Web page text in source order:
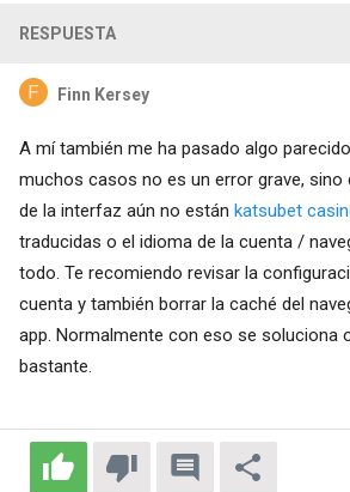
RESPUESTA
Finn Kersey
A mí también me ha pasado algo
muchos casos no es un error grave, sino
de la interfaz aún no están katsubet
traducidas o el idioma de la cuenta /
todo. Te recomiendo revisar la
cuenta y también borrar la caché del
app. Normalmente con eso se soluciona
bastante.